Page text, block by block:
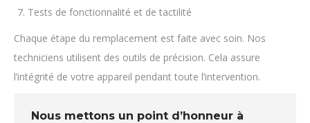
Tests de fonctionnalité et de tactilité
Chaque étape du remplacement est faite avec soin. Nos
techniciens utilisent des outils de précision. Cela assure
l’intégrité de votre appareil pendant toute l’intervention.
Nous mettons un point d’honneur à